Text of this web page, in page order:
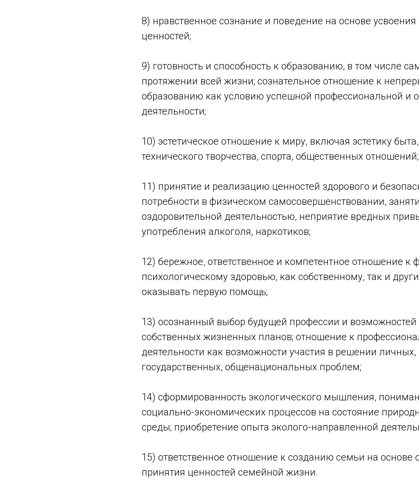
8) нравственное сознание и поведение на основе
ценностей;
9) готовность и способность к образованию, в том числе
протяжении всей жизни; сознательное отношение к
образованию как условию успешной профессиональной и
деятельности;
10) эстетическое отношение к миру, включая эстетику
технического творчества, спорта, общественных отношений;
11) принятие и реализацию ценностей здорового и
потребности в физическом самосовершенствовании,
оздоровительной деятельностью, неприятие вредных
употребления алкоголя, наркотиков;
12) бережное, ответственное и компетентное отношение к
психологическому здоровью, как собственному, так и
оказывать первую помощь;
13) осознанный выбор будущей профессии и возможностей
собственных жизненных планов; отношение к
деятельности как возможности участия в решении
государственных, общенациональных проблем;
14) сформированность экологического мышления,
социально-экономических процессов на состояние
среды; приобретение опыта эколого-направленной
15) ответственное отношение к созданию семьи на основе
принятия ценностей семейной жизни.